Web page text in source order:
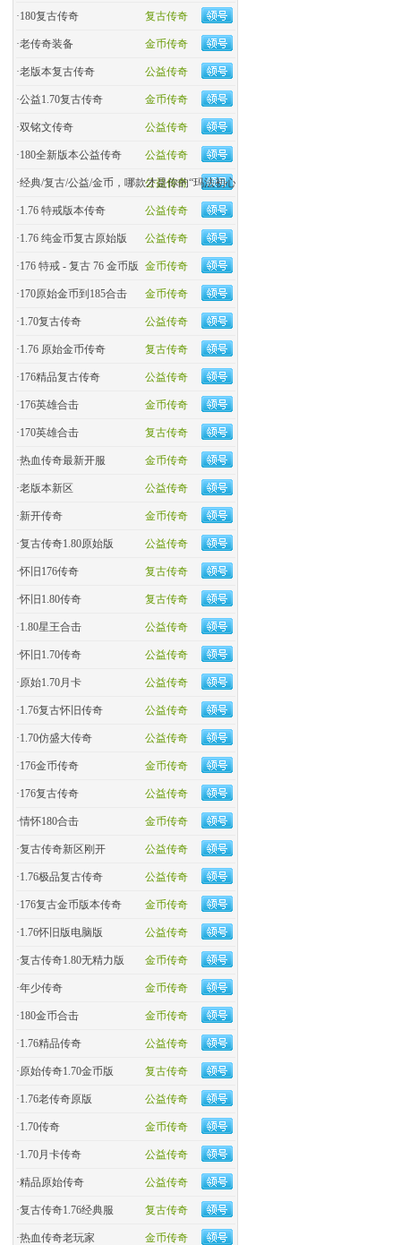
复古传奇
·180复古传奇
金币传奇
·老传奇装备
公益传奇
·老版本复古传奇
金币传奇
·公益1.70复古传奇
公益传奇
·双铭文传奇
公益传奇
·180全新版本公益传奇
公益传奇
·经典/复古/公益/金币，哪款才是你的“玛法初心
公益传奇
·1.76 特戒版本传奇
公益传奇
·1.76 纯金币复古原始版
金币传奇
·176 特戒 - 复古 76 金币版
金币传奇
·170原始金币到185合击
公益传奇
·​1.70复古传奇
复古传奇
·1.76 原始金币传奇
公益传奇
·176精品复古传奇
金币传奇
·176英雄合击
复古传奇
·170英雄合击
金币传奇
·热血传奇最新开服
公益传奇
·老版本新区
金币传奇
·新开传奇
公益传奇
·复古传奇1.80原始版
复古传奇
·怀旧176传奇
复古传奇
·怀旧1.80传奇
公益传奇
·1.80星王合击
公益传奇
·怀旧1.70传奇
公益传奇
·原始1.70月卡
公益传奇
·1.76复古怀旧传奇
公益传奇
·1.70仿盛大传奇
金币传奇
·176金币传奇
公益传奇
·176复古传奇
金币传奇
·情怀180合击
公益传奇
·复古传奇新区刚开
公益传奇
·1.76极品复古传奇
金币传奇
·176复古金币版本传奇
公益传奇
·1.76怀旧版电脑版
金币传奇
·复古传奇1.80无精力版
金币传奇
·年少传奇
金币传奇
·180金币合击
公益传奇
·​1.76精品传奇
复古传奇
·原始传奇1.70金币版
公益传奇
·1.76老传奇原版
金币传奇
·1.70传奇
公益传奇
·1.70月卡传奇
公益传奇
·精品原始传奇
复古传奇
·复古传奇1.76经典服
金币传奇
·热血传奇老玩家